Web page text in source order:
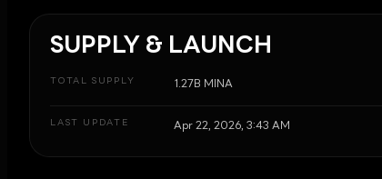
SUPPLY & LAUNCH
TOTAL SUPPLY 1.27B MINA
LAST UPDATE Apr 22, 2026, 3:43 AM